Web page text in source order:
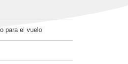
para el vuelo